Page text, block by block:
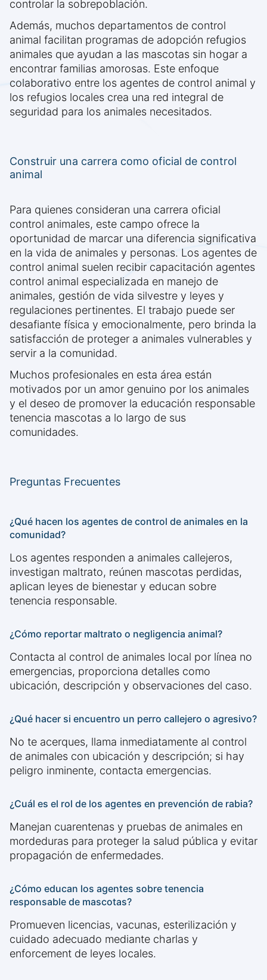
controlar la sobrepoblación.
Además, muchos departamentos de control
animal facilitan programas de adopción refugios
animales que ayudan a las mascotas sin hogar a
encontrar familias amorosas. Este enfoque
colaborativo entre los agentes de control animal y
los refugios locales crea una red integral de
seguridad para los animales necesitados.
Construir una carrera como oficial de control
animal
Para quienes consideran una carrera oficial
control animales, este campo ofrece la
oportunidad de marcar una diferencia significativa
en la vida de animales y personas. Los agentes de
control animal suelen recibir capacitación agentes
control animal especializada en manejo de
animales, gestión de vida silvestre y leyes y
regulaciones pertinentes. El trabajo puede ser
desafiante física y emocionalmente, pero brinda la
satisfacción de proteger a animales vulnerables y
servir a la comunidad.
Muchos profesionales en esta área están
motivados por un amor genuino por los animales
y el deseo de promover la educación responsable
tenencia mascotas a lo largo de sus
comunidades.
Preguntas Frecuentes
¿Qué hacen los agentes de control de animales en la
comunidad?
Los agentes responden a animales callejeros,
investigan maltrato, reúnen mascotas perdidas,
aplican leyes de bienestar y educan sobre
tenencia responsable.
¿Cómo reportar maltrato o negligencia animal?
Contacta al control de animales local por línea no
emergencias, proporciona detalles como
ubicación, descripción y observaciones del caso.
¿Qué hacer si encuentro un perro callejero o agresivo?
No te acerques, llama inmediatamente al control
de animales con ubicación y descripción; si hay
peligro inminente, contacta emergencias.
¿Cuál es el rol de los agentes en prevención de rabia?
Manejan cuarentenas y pruebas de animales en
mordeduras para proteger la salud pública y evitar
propagación de enfermedades.
¿Cómo educan los agentes sobre tenencia
responsable de mascotas?
Promueven licencias, vacunas, esterilización y
cuidado adecuado mediante charlas y
enforcement de leyes locales.